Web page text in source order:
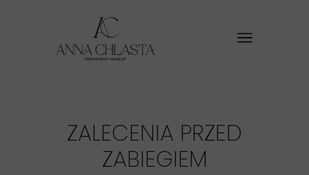
ZALECENIA PRZED
ZABIEGIEM